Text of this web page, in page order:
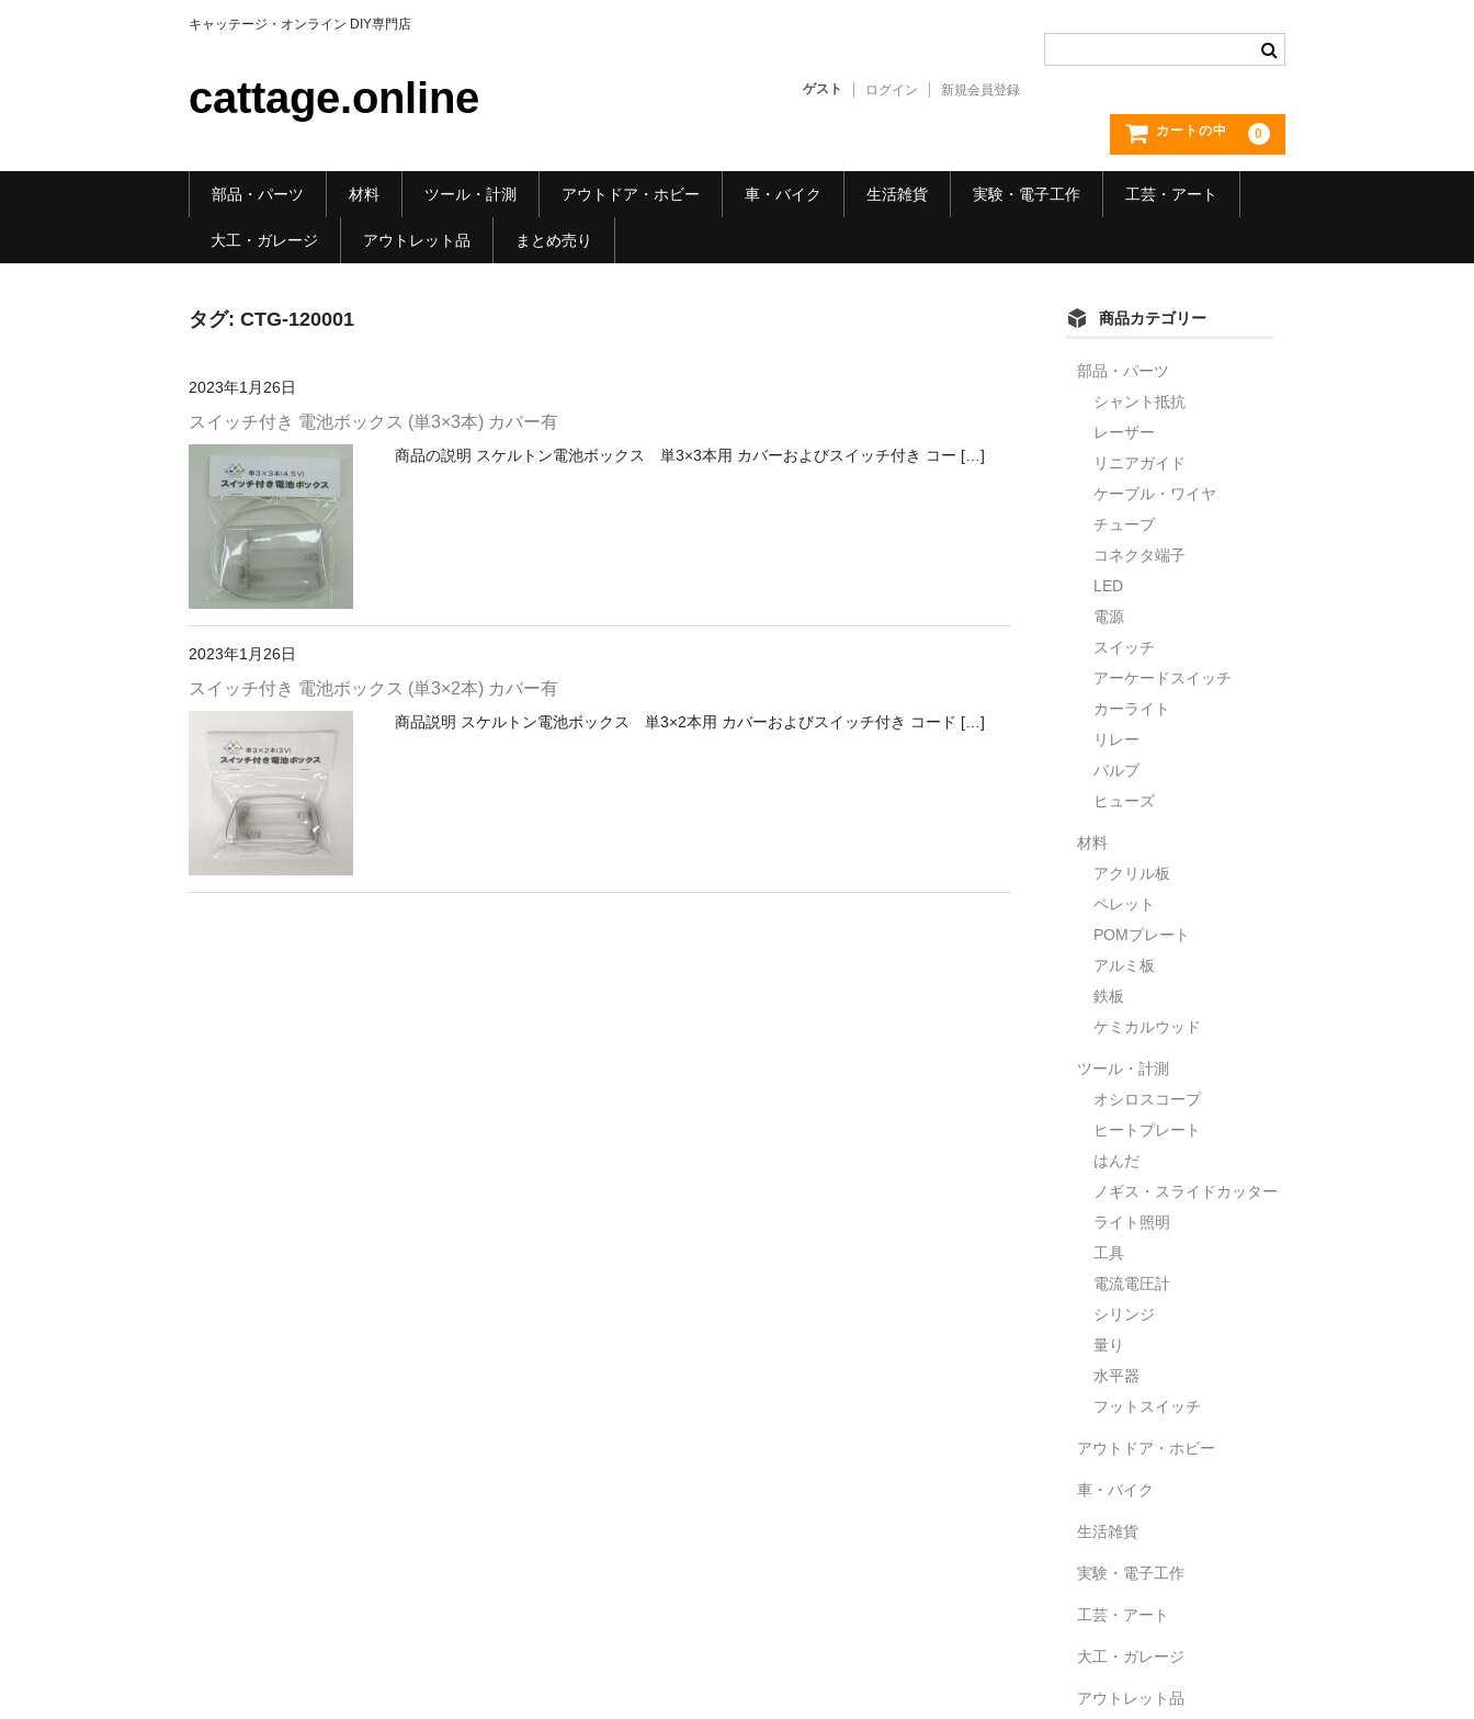
キャッテージ・オンライン DIY専門店
cattage.online ゲスト ログイン 新規会員登録
カートの中 0
部品・パーツ 材料 ツール・計測 アウトドア・ホビー 車・バイク 生活雑貨 実験・電子工作 工芸・アート
大工・ガレージ アウトレット品 まとめ売り
タグ: CTG-120001
2023年1月26日
スイッチ付き 電池ボックス (単3×3本) カバー有
商品の説明 スケルトン電池ボックス 単3×3本用 カバーおよびスイッチ付き コー […]
2023年1月26日
スイッチ付き 電池ボックス (単3×2本) カバー有
商品説明 スケルトン電池ボックス 単3×2本用 カバーおよびスイッチ付き コード […]
商品カテゴリー
部品・パーツ
シャント抵抗
レーザー
リニアガイド
ケーブル・ワイヤ
チューブ
コネクタ端子
LED
電源
スイッチ
アーケードスイッチ
カーライト
リレー
バルブ
ヒューズ
材料
アクリル板
ペレット
POMプレート
アルミ板
鉄板
ケミカルウッド
ツール・計測
オシロスコープ
ヒートプレート
はんだ
ノギス・スライドカッター
ライト照明
工具
電流電圧計
シリンジ
量り
水平器
フットスイッチ
アウトドア・ホビー
車・バイク
生活雑貨
実験・電子工作
工芸・アート
大工・ガレージ
アウトレット品